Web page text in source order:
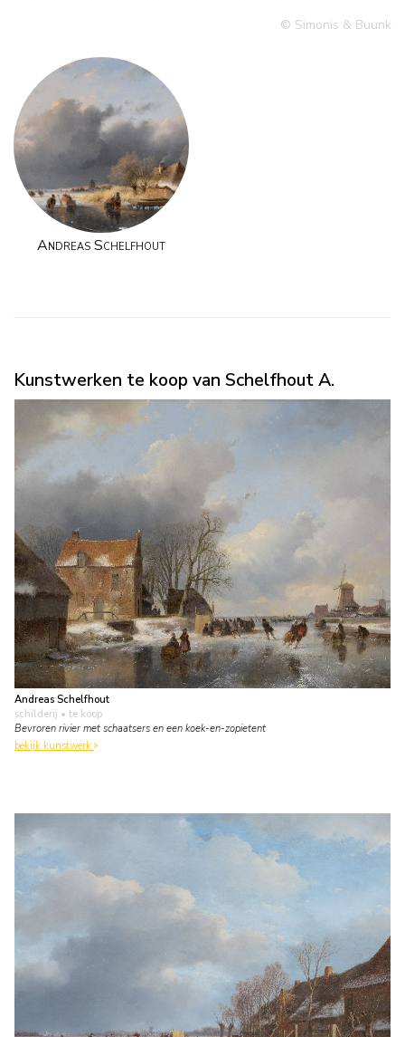
© Simonis & Buunk
Andreas Schelfhout
Kunstwerken te koop van Schelfhout A.
Andreas Schelfhout
schilderij • te koop
Bevroren rivier met schaatsers en een koek-en-zopietent
bekijk kunstwerk